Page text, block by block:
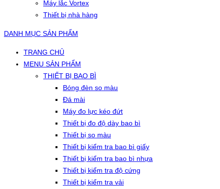
Máy lắc Vortex
Thiết bị nhà hàng
DANH MỤC SẢN PHẨM
TRANG CHỦ
MENU SẢN PHẨM
THIẾT BỊ BAO BÌ
Bóng đèn so màu
Đá mài
Máy đo lực kéo đứt
Thiết bị đo độ dày bao bì
Thiết bị so màu
Thiết bị kiểm tra bao bì giấy
Thiết bị kiểm tra bao bì nhựa
Thiết bị kiểm tra độ cứng
Thiết bị kiểm tra vải